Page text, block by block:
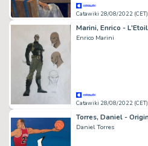
Catawiki 28/08/2022 (CET)
Enrico Marini
Catawiki 28/08/2022 (CET)
Daniel Torres